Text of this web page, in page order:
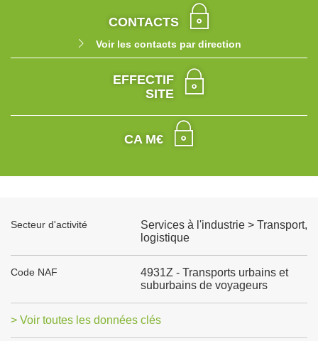
CONTACTS
Voir les contacts par direction
EFFECTIF
SITE
CA M€
Secteur d'activité
Services à l'industrie > Transport,
logistique
Code NAF
4931Z - Transports urbains et
suburbains de voyageurs
> Voir toutes les données clés